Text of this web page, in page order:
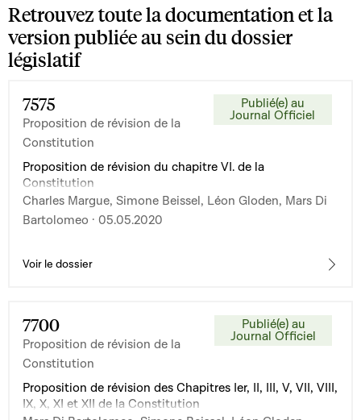
Retrouvez toute la documentation et la
version publiée au sein du dossier
législatif
7575
Proposition de révision de la
Constitution
Publié(e) au
Journal Officiel
Proposition de révision du chapitre VI. de la
Constitution
Charles Margue, Simone Beissel, Léon Gloden, Mars Di
Bartolomeo · 05.05.2020
Voir le dossier
7700
Proposition de révision de la
Constitution
Publié(e) au
Journal Officiel
Proposition de révision des Chapitres Ier, II, III, V, VII, VIII,
IX, X, XI et XII de la Constitution